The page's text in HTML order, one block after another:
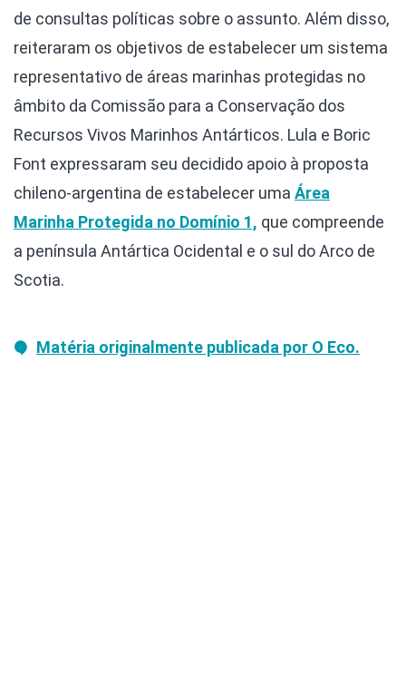
de consultas políticas sobre o assunto. Além disso,
reiteraram os objetivos de estabelecer um sistema
representativo de áreas marinhas protegidas no
âmbito da Comissão para a Conservação dos
Recursos Vivos Marinhos Antárticos. Lula e Boric
Font expressaram seu decidido apoio à proposta
chileno-argentina de estabelecer uma Área
Marinha Protegida no Domínio 1, que compreende
a península Antártica Ocidental e o sul do Arco de
Scotia.
Matéria originalmente publicada por O Eco.